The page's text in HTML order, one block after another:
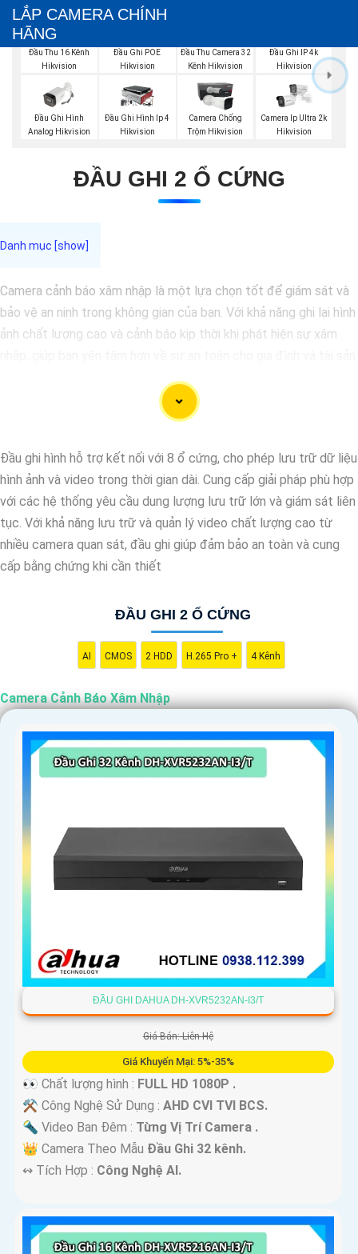
LẮP CAMERA CHÍNH
HÃNG
Đầu Thu 16 Kênh
Hikvision
Đầu Ghi POE
Hikvision
Đầu Thu Camera 32
Kênh Hikvision
Đầu Ghi IP 4k
Hikvision
Đầu Ghi Hình
Analog Hikvision
Đầu Ghi Hình Ip 4
Hikvision
Camera Chống
Trộm Hikvision
Camera Ip Ultra 2k
Hikvision
ĐẦU GHI 2 Ổ CỨNG
Camera cảnh báo xâm nhập là một lựa chọn tốt để giám sát và
bảo vệ an ninh trong không gian của bạn. Với khả năng ghi lại hình
ảnh chất lượng cao và cảnh báo kịp thời khi phát hiện sự xâm
giám sát và bảo vệ an ninh của bạn một cách hiệu quả và tiện lợi.
Hãy đầu tư vào camera cảnh báo xâm nhập để tạo ra một môi
'
Đầu ghi hình hỗ trợ kết nối với 8 ổ cứng, cho phép lưu trữ dữ liệu
hình ảnh và video trong thời gian dài. Cung cấp giải pháp phù hợp
với các hệ thống yêu cầu dung lượng lưu trữ lớn và giám sát liên
tục. Với khả năng lưu trữ và quản lý video chất lượng cao từ
nhiều camera quan sát, đầu ghi giúp đảm bảo an toàn và cung
cấp bằng chứng khi cần thiết
ĐẦU GHI 2 Ổ CỨNG
AI CMOS 2 HDD H.265 Pro + 4 Kênh
Camera Cảnh Báo Xâm Nhập
ĐẦU GHI DAHUA DH-XVR5232AN-I3/T
Giá Bán: Liên Hệ
Giá Khuyến Mại: 5%-35%
️
👀 Chất lượng hình : FULL HD 1080P .
⚒ Công Nghệ Sử Dụng : AHD CVI TVI BCS.
🔦 Video Ban Đêm : Từng Vị Trí Camera .
👑 Camera Theo Mẫu Đầu Ghi 32 kênh.
️↭ Tích Hợp : Công Nghệ AI.